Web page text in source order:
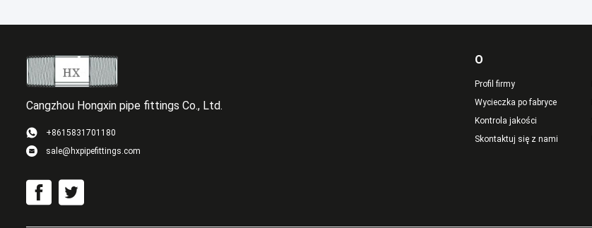
Cangzhou Hongxin pipe fittings Co., Ltd.
+8615831701180
sale@hxpipefittings.com
O
Profil firmy
Wycieczka po fabryce
Kontrola jakości
Skontaktuj się z nami